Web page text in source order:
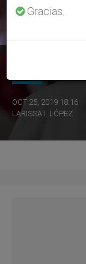
Siervos de
OCT 25, 2019 18:16
LARISSA I. LÓPEZ
Gracias.